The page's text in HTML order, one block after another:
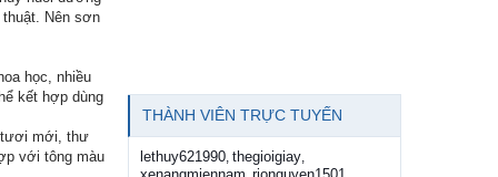
Nên sơn
học, nhiều
kết hợp dùng
tươi mới, thư
với tông màu
THÀNH VIÊN TRỰC TUYẾN
lethuy621990, thegioigiay,